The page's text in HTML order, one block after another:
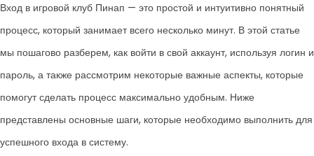
Вход в игровой клуб Пинап — это простой и интуитивно понятный
процесс, который занимает всего несколько минут. В этой статье
мы пошагово разберем, как войти в свой аккаунт, используя логин и
пароль, а также рассмотрим некоторые важные аспекты, которые
помогут сделать процесс максимально удобным. Ниже
представлены основные шаги, которые необходимо выполнить для
успешного входа в систему.